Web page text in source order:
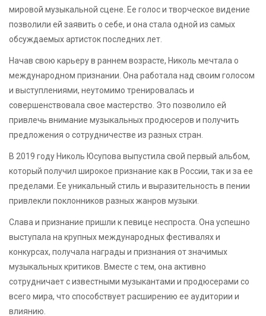
мировой музыкальной сцене. Ее голос и творческое видение
позволили ей заявить о себе, и она стала одной из самых
обсуждаемых артисток последних лет.
Начав свою карьеру в раннем возрасте, Николь мечтала о
международном признании. Она работала над своим голосом
и выступлениями, неутомимо тренировалась и
совершенствовала свое мастерство. Это позволило ей
привлечь внимание музыкальных продюсеров и получить
предложения о сотрудничестве из разных стран.
В 2019 году Николь Юсупова выпустила свой первый альбом,
который получил широкое признание как в России, так и за ее
пределами. Ее уникальный стиль и выразительность в пении
привлекли поклонников разных жанров музыки.
Слава и признание пришли к певице неспроста. Она успешно
выступала на крупных международных фестивалях и
конкурсах, получала награды и признания от значимых
музыкальных критиков. Вместе с тем, она активно
сотрудничает с известными музыкантами и продюсерами со
всего мира, что способствует расширению ее аудитории и
влиянию.